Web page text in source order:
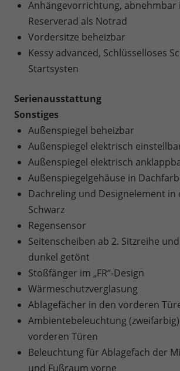
Anhängevorrichtung, abnehmbar
Reserverad als Notrad
Vordersitze beheizbar
Kessy advanced, Schlüsselloses
Startsysten
Serienausstattung
Sonstiges
Außenspiegel beheizbar
Außenspiegel elektrisch
Außenspiegel elektrisch
Außenspiegelgehäuse in
Dachreling und Designelement in
Schwarz
Regensensor
Seitenscheiben ab 2. Sitzreihe
dunkel getönt
Stoßfänger im „FR“-Design
Wärmeschutzverglasung
Ablagefächer in den vorderen
Ambientebeleuchtung
vorderen Türen
Beleuchtung für Ablagefach der
und Fußraum vorne